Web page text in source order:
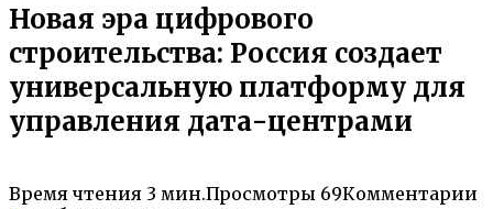
Новая эра цифрового
строительства: Россия создает
универсальную платформу для
управления дата-центрами
Время чтения 3 мин.Просмотры 69Комментарии